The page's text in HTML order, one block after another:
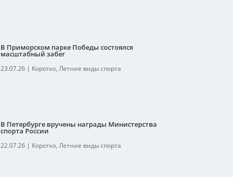
В Приморском парке Победы состоялся
масштабный забег
23.07.26| Коротко, Летние виды спорта
В Петербурге вручены награды Министерства
спорта России
22.07.26| Коротко, Летние виды спорта